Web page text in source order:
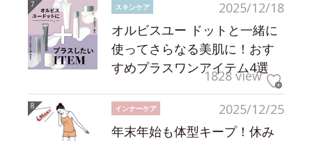
2025/12/18
スキンケア
オルビスユー ドットと一緒に
使ってさらなる美肌に！おす
すめプラスワンアイテム4選
1828 view
2025/12/25
インナーケア
年末年始も体型キープ！休み